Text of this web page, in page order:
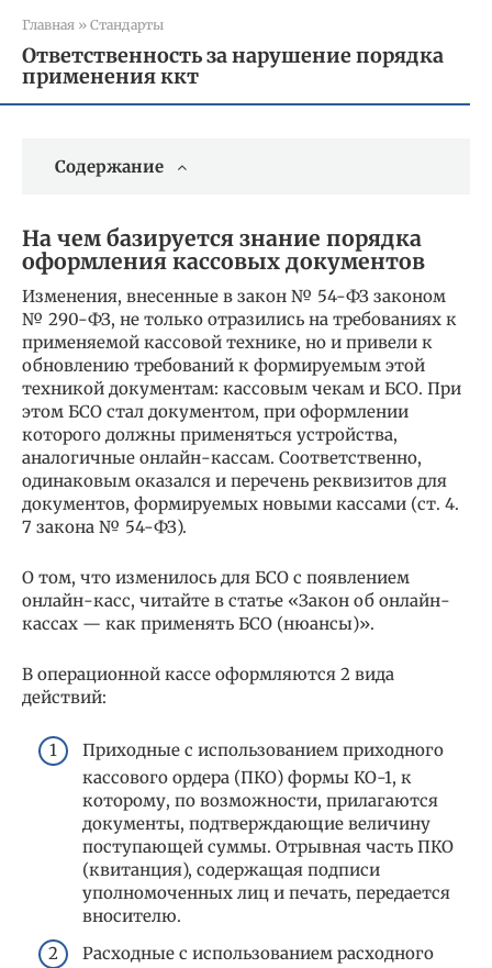
Главная » Стандарты
Ответственность за нарушение порядка
применения ккт
Содержание
На чем базируется знание порядка
оформления кассовых документов
Изменения, внесенные в закон № 54-ФЗ законом
№ 290-ФЗ, не только отразились на требованиях к
применяемой кассовой технике, но и привели к
обновлению требований к формируемым этой
техникой документам: кассовым чекам и БСО. При
этом БСО стал документом, при оформлении
которого должны применяться устройства,
аналогичные онлайн-кассам. Соответственно,
одинаковым оказался и перечень реквизитов для
документов, формируемых новыми кассами (ст. 4.
7 закона № 54-ФЗ).
О том, что изменилось для БСО с появлением
онлайн-касс, читайте в статье «Закон об онлайн-
кассах — как применять БСО (нюансы)».
В операционной кассе оформляются 2 вида
действий:
Приходные с использованием приходного
кассового ордера (ПКО) формы КО-1, к
которому, по возможности, прилагаются
документы, подтверждающие величину
поступающей суммы. Отрывная часть ПКО
(квитанция), содержащая подписи
уполномоченных лиц и печать, передается
вносителю.
Расходные с использованием расходного